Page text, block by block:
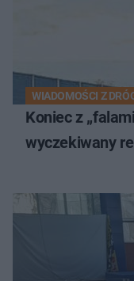
WIADOMOŚCI Z
Koniec z
wyczekiwany